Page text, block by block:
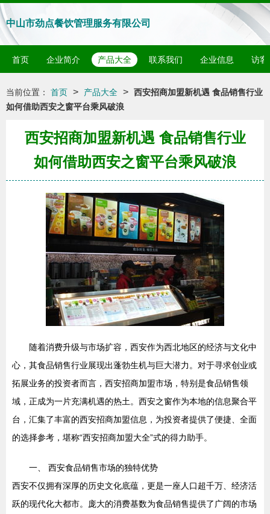
中山市劲点餐饮管理服务有限公司
首页 企业简介 产品大全 联系我们 企业信息 访客
当前位置： 首页 > 产品大全 > 西安招商加盟新机遇 食品销售行业
如何借助西安之窗平台乘风破浪
西安招商加盟新机遇 食品销售行业
如何借助西安之窗平台乘风破浪
随着消费升级与市场扩容，西安作为西北地区的经济与文化中
心，其食品销售行业展现出蓬勃生机与巨大潜力。对于寻求创业或
拓展业务的投资者而言，西安招商加盟市场，特别是食品销售领
域，正成为一片充满机遇的热土。西安之窗作为本地的信息聚合平
台，汇集了丰富的西安招商加盟信息，为投资者提供了便捷、全面
的选择参考，堪称“西安招商加盟大全”式的得力助手。
一、 西安食品销售市场的独特优势
西安不仅拥有深厚的历史文化底蕴，更是一座人口超千万、经济活
跃的现代化大都市。庞大的消费基数为食品销售提供了广阔的市场